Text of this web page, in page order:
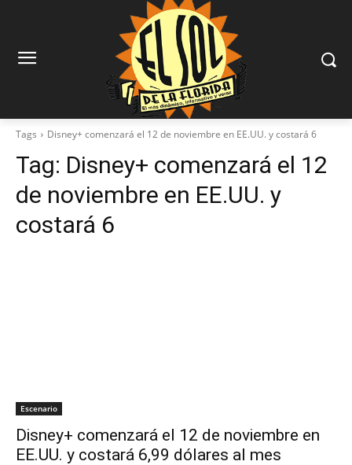
Tags Disney+ comenzará el 12 de noviembre en EE.UU. y costará 6
Tag: Disney+ comenzará el 12
de noviembre en EE.UU. y
costará 6
Escenario
Disney+ comenzará el 12 de noviembre en
EE.UU. y costará 6,99 dólares al mes